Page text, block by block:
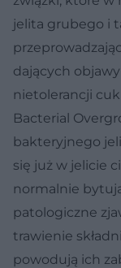
jelita grubego i
dających
nietolerancji
Bacterial
bakteryjnego
się już w jelicie
normalnie
patologiczne
trawienie
powodują ich